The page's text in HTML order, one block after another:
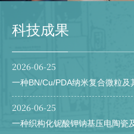
2026-01-29
2026-01-29 【有聊
2025-12-31
科技成果
2026-06-25
一种BN/Cu/PDA纳米复合微粒及
2026-06-25
一种织构化铌酸钾钠基压电陶瓷